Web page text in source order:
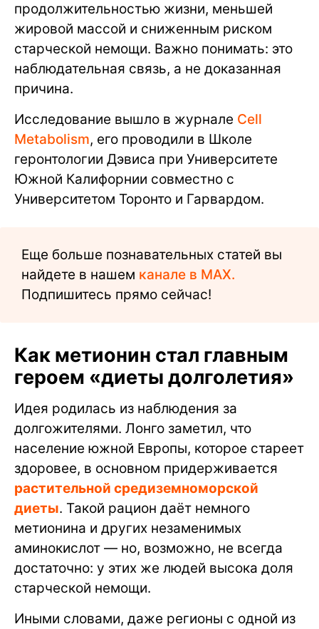
продолжительностью жизни, меньшей
жировой массой и сниженным риском
старческой немощи. Важно понимать: это
наблюдательная связь, а не доказанная
причина.
Исследование вышло в журнале Cell
Metabolism, его проводили в Школе
геронтологии Дэвиса при Университете
Южной Калифорнии совместно с
Университетом Торонто и Гарвардом.
Еще больше познавательных статей вы
найдете в нашем канале в MAX.
Подпишитесь прямо сейчас!
Как метионин стал главным
героем «диеты долголетия»
Идея родилась из наблюдения за
долгожителями. Лонго заметил, что
население южной Европы, которое стареет
здоровее, в основном придерживается
растительной средиземноморской
диеты. Такой рацион даёт немного
метионина и других незаменимых
аминокислот — но, возможно, не всегда
достаточно: у этих же людей высока доля
старческой немощи.
Иными словами, даже регионы с одной из